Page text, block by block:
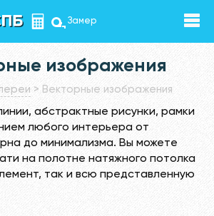
Замер
изображения
> Векторные изображения
абстрактные рисунки, рамки
любого интерьера от
до минимализма. Вы можете
на полотне натяжного потолка
так и всю представленную